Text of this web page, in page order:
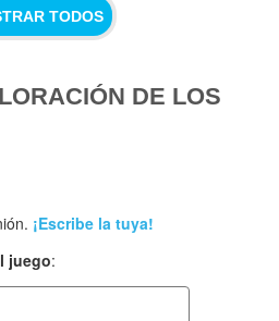
TODOS
DE LOS
¡Escribe la tuya!
juego: